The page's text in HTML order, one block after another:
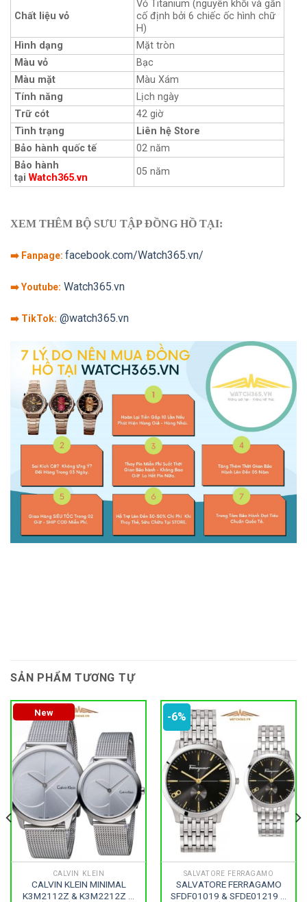
Chất liệu vỏ
Vỏ Titanium (nguyên khối và gắn
cố định bởi 6 chiếc ốc hình chữ
H)
Hình dạng
Mặt tròn
Màu vỏ
Bạc
Màu mặt
Màu Xám
Tính năng
Lịch ngày
Trữ cót
42 giờ
Tình trạng
Liên hệ Store
Bảo hành quốc tế
02 năm
Bảo hành
tại Watch365.vn
05 năm
XEM THÊM BỘ SƯU TẬP ĐỒNG HỒ TẠI:
➡️ Fanpage: facebook.com/Watch365.vn/
➡️ Youtube: Watch365.vn
➡️ TikTok: @watch365.vn
SẢN PHẨM TƯƠNG TỰ
New
CALVIN KLEIN
CALVIN KLEIN MINIMAL
K3M2112Z & K3M2212Z –
-6%
SALVATORE FERRAGAMO
SALVATORE FERRAGAMO
SFDF01019 & SFDE01219 –